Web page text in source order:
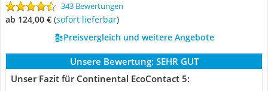
343 Bewertungen
ab 124,00 € ( Sofort lieferbar)
Preisvergleich und weitere Angebote
Unsere Bewertung: SEHR GUT
Unser Fazit für Continental EcoContact 5: